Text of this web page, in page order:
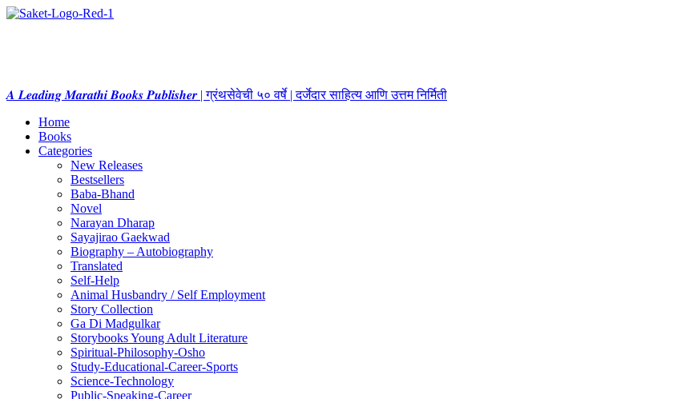
𝑨 𝑳𝒆𝒂𝒅𝒊𝒏𝒈 𝑴𝒂𝒓𝒂𝒕𝒉𝒊 𝑩𝒐𝒐𝒌𝒔 𝑷𝒖𝒃𝒍𝒊𝒔𝒉𝒆𝒓 | ग्रंथसेवेची ५० वर्षे | दर्जेदार साहित्य आणि उत्तम निर्मिती
Home
Books
Categories
New Releases
Bestsellers
Baba-Bhand
Novel
Narayan Dharap
Sayajirao Gaekwad
Biography – Autobiography
Translated
Self-Help
Animal Husbandry / Self Employment
Story Collection
Ga Di Madgulkar
Storybooks Young Adult Literature
Spiritual-Philosophy-Osho
Study-Educational-Career-Sports
Science-Technology
Public-Speaking-Career